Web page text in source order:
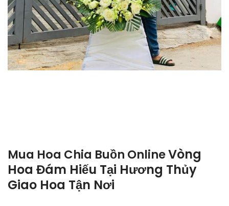
Mua Hoa Chia Buồn OnlineVòng
Hoa Đám Hiếu Tại Hương Thủy
Giao Hoa Tận Nơi